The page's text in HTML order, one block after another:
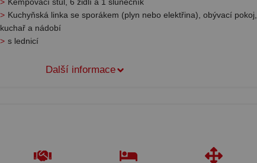
Kempovací stůl, 6 židlí a 1 slunečník
Kuchyňská linka se sporákem (plyn nebo elektřina), obývací pokoj,
kuchař a nádobí
s lednicí
Další informace